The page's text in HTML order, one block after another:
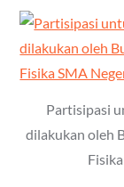
Partisipasi
dilakukan oleh